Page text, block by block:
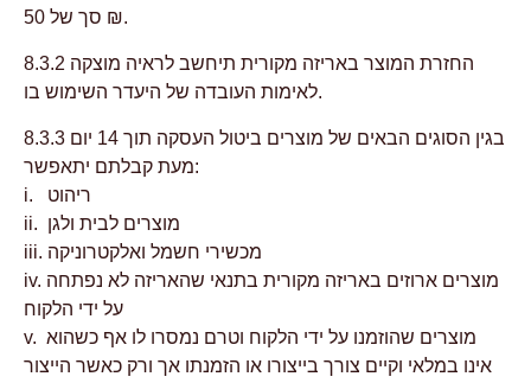
סך של 50 ₪.
8.3.2 החזרת המוצר באריזה מקורית תיחשב לראיה מוצקה
לאימות העובדה של היעדר השימוש בו.
8.3.3 בגין הסוגים הבאים של מוצרים ביטול העסקה תוך 14 יום
מעת קבלתם יתאפשר:
i. ריהוט
ii. מוצרים לבית ולגן
iii. מכשירי חשמל ואלקטרוניקה
iv. מוצרים ארוזים באריזה מקורית בתנאי שהאריזה לא נפתחה
על ידי הלקוח
v. מוצרים שהוזמנו על ידי הלקוח וטרם נמסרו לו אף כשהוא
אינו במלאי וקיים צורך בייצורו או הזמנתו אך ורק כאשר הייצור